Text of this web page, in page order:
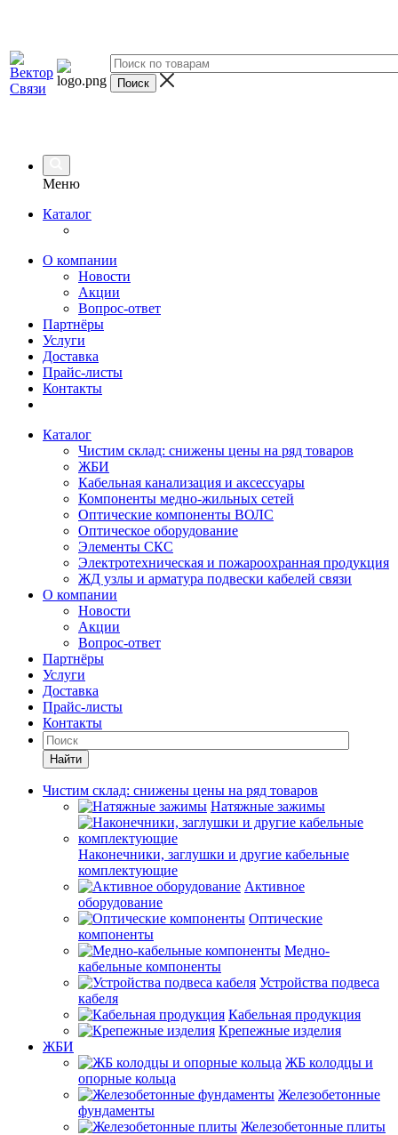
Меню
Каталог
О компании
Новости
Акции
Вопрос-ответ
Партнёры
Услуги
Доставка
Прайс-листы
Контакты
Каталог
Чистим склад: снижены цены на ряд товаров
ЖБИ
Кабельная канализация и аксессуары
Компоненты медно-жильных сетей
Оптические компоненты ВОЛС
Оптическое оборудование
Элементы СКС
Электротехническая и пожароохранная продукция
ЖД узлы и арматура подвески кабелей связи
О компании
Новости
Акции
Вопрос-ответ
Партнёры
Услуги
Доставка
Прайс-листы
Контакты
Найти
Чистим склад: снижены цены на ряд товаров
Натяжные зажимы
Наконечники, заглушки и другие кабельные
комплектующие
Активное
оборудование
Оптические
компоненты
Медно-
кабельные компоненты
Устройства подвеса
кабеля
Кабельная продукция
Крепежные изделия
ЖБИ
ЖБ колодцы и
опорные кольца
Железобетонные
фундаменты
Железобетонные плиты